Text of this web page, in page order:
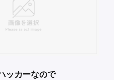
ッカーなので